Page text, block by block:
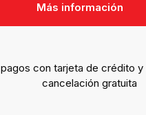
Más información
pagos con tarjeta de crédito y
cancelación gratuita